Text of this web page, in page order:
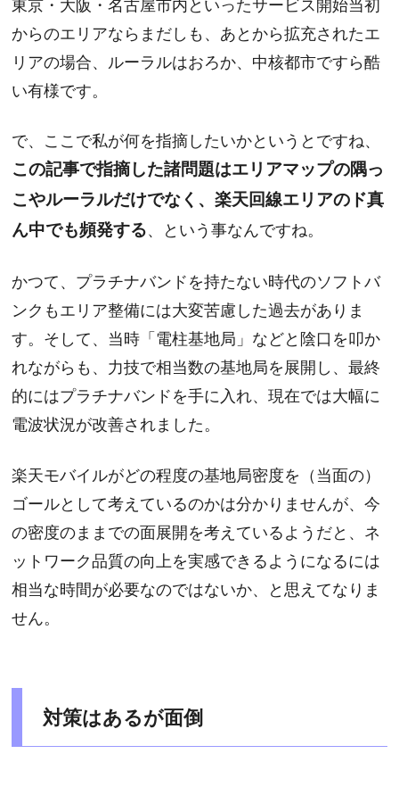
からのエリアならまだしも、あとから拡充されたエ
リアの場合、ルーラルはおろか、中核都市ですら酷
い有様です。
で、ここで私が何を指摘したいかというとですね、
この記事で指摘した諸問題はエリアマップの隅っ
こやルーラルだけでなく、楽天回線エリアのド真
ん中でも頻発する、という事なんですね。
かつて、プラチナバンドを持たない時代のソフトバ
ンクもエリア整備には大変苦慮した過去がありま
す。そして、当時「電柱基地局」などと陰口を叩か
れながらも、力技で相当数の基地局を展開し、最終
的にはプラチナバンドを手に入れ、現在では大幅に
電波状況が改善されました。
楽天モバイルがどの程度の基地局密度を（当面の）
ゴールとして考えているのかは分かりませんが、今
の密度のままでの面展開を考えているようだと、ネ
ットワーク品質の向上を実感できるようになるには
相当な時間が必要なのではないか、と思えてなりま
せん。
対策はあるが面倒